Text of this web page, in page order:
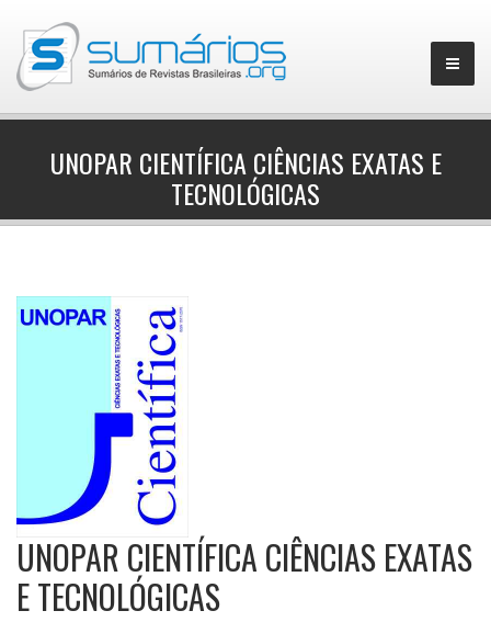
UNOPAR CIENTÍFICA CIÊNCIAS EXATAS E
TECNOLÓGICAS
UNOPAR CIENTÍFICA CIÊNCIAS EXATAS
E TECNOLÓGICAS